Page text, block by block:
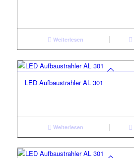
Weiterlesen
LED Aufbaustrahler AL 301
Weiterlesen